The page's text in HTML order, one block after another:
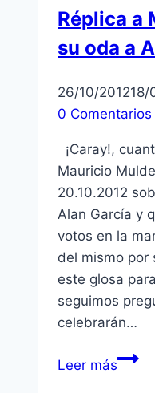
Réplica a
su oda a
26/10/201218/
0 Comentarios
¡Caray!,
Mauricio
20.10.2012
Alan García y
votos en la
del mismo por
este glosa
seguimos
celebrarán…
Leer másRéplica